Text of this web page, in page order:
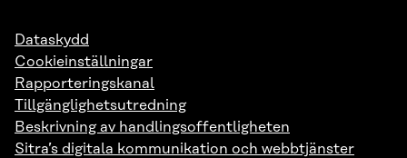
Dataskydd
Cookieinställningar
Rapporteringskanal
Tillgänglighetsutredning
Beskrivning av handlingsoffentligheten
Sitra’s digitala kommunikation och webbtjänster